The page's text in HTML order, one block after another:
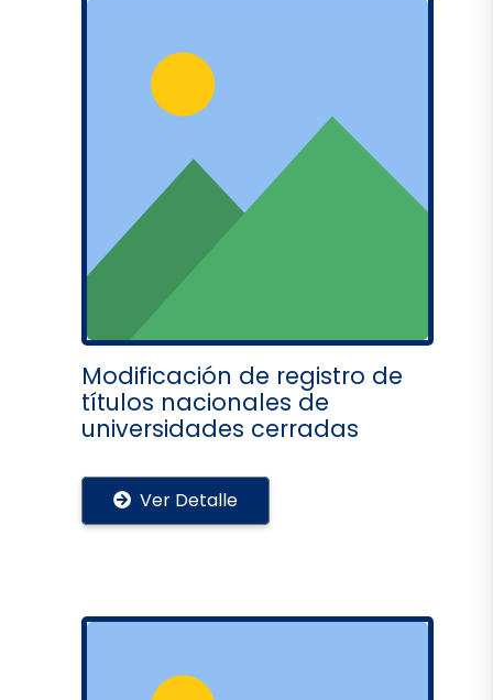
Modificación de registro de
títulos nacionales de
universidades cerradas
Ver Detalle